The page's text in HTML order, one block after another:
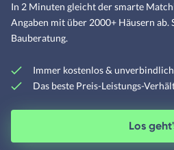
Schwedenhäuser
Skandinavische Häuser
Satteldachhäuser
Flachdachhäuser
In 2 Minuten gleicht der smarte
Angaben mit über 2000+ Häusern ab.
Bauberatung.
Immer kostenlos & unverbindlich
Das beste Preis-Leistungs-
Los